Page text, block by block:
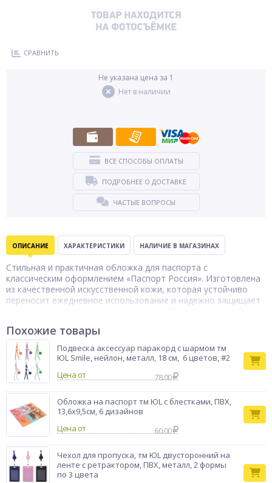
СРАВНИТЬ
Не указана цена за 1
Нет в наличии
ВСЕ СПОСОБЫ ОПЛАТЫ
ПОДРОБНЕЕ О ДОСТАВКЕ
ЧАСТЫЕ ВОПРОСЫ
ОПИСАНИЕ ХАРАКТЕРИСТИКИ НАЛИЧИЕ В МАГАЗИНАХ
Стильная и практичная обложка для паспорта с
классическим оформлением «Паспорт Россия». Изготовлена
из качественной искусственной кожи, которая устойчиво
переносит ежедневное использование и надежно защищает
материала позволяет обложке сохранять форму. Отличный
выбор для тех, кто ценит аккуратность, долговечность и
традиционный стиль.
Похожие товары
Подвеска аксессуар паракорд с шармом тм
ЮL Smile, нейлон, металл, 18 см, 6 цветов, #2
Цена от
78.00
Обложка на паспорт тм ЮL с блестками, ПВХ,
13,6х9,5см, 6 дизайнов
Цена от
60.00
Чехол для пропуска, тм ЮL двусторонний на
ленте с ретрактором, ПВХ, металл, 2 формы
по 3 цвета